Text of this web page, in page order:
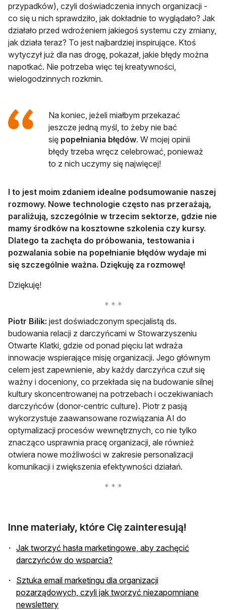
przypadków), czyli doświadczenia innych organizacji -
co się u nich sprawdziło, jak dokładnie to wyglądało? Jak
działało przed wdrożeniem jakiegoś systemu czy zmiany,
jak działa teraz? To jest najbardziej inspirujące. Ktoś
wytyczył już dla nas drogę, pokazał, jakie błędy można
napotkać. Nie potrzeba więc tej kreatywności,
wielogodzinnych rozkmin.
Na koniec, jeżeli miałbym przekazać
jeszcze jedną myśl, to żeby nie bać
się popełniania błędów. W mojej opinii
błędy trzeba wręcz celebrować, ponieważ
to z nich uczymy się najwięcej!
I to jest moim zdaniem idealne podsumowanie naszej
rozmowy. Nowe technologie często nas przerażają,
paraliżują, szczególnie w trzecim sektorze, gdzie nie
mamy środków na kosztowne szkolenia czy kursy.
Dlatego ta zachęta do próbowania, testowania i
pozwalania sobie na popełnianie błędów wydaje mi
się szczególnie ważna. Dziękuję za rozmowę!
Dziękuję!
Piotr Bilik: jest doświadczonym specjalistą ds.
budowania relacji z darczyńcami w Stowarzyszeniu
Otwarte Klatki, gdzie od ponad pięciu lat wdraża
innowacje wspierające misję organizacji. Jego głównym
celem jest zapewnienie, aby każdy darczyńca czuł się
ważny i doceniony, co przekłada się na budowanie silnej
kultury skoncentrowanej na potrzebach i oczekiwaniach
darczyńców (donor-centric culture). Piotr z pasją
wykorzystuje zaawansowane rozwiązania AI do
optymalizacji procesów wewnętrznych, co nie tylko
znacząco usprawnia pracę organizacji, ale również
otwiera nowe możliwości w zakresie personalizacji
komunikacji i zwiększenia efektywności działań.
Inne materiały, które Cię zainteresują!
Jak tworzyć hasła marketingowe, aby zachęcić
darczyńców do wsparcia?
Sztuka email marketingu dla organizacji
pozarządowych, czyli jak tworzyć niezapomniane
newslettery